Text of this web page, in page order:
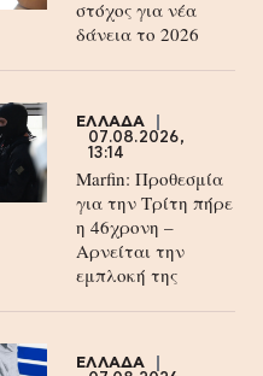
στόχος για νέα
δάνεια το 2026
ΕΛΛΑΔΑ
07.08.2026,
13:14
Marfin: Προθεσμία
για την Τρίτη πήρε
η 46χρονη –
Aρνείται την
εμπλοκή της
ΕΛΛΑΔΑ